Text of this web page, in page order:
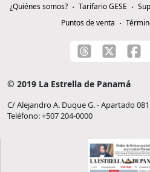
¿Quiénes somos? Tarifario GESE
Puntos de venta
© 2019 La Estrella de Panamá
C/ Alejandro A. Duque G. - Apartado
Teléfono: +507 204-0000